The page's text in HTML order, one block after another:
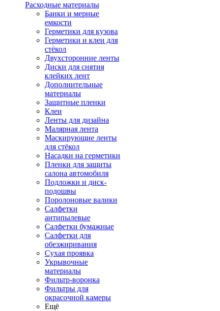
Расходные материалы
Банки и мерные
емкости
Герметики для кузова
Герметики и клеи для
стёкол
Двухсторонние ленты
Диски для снятия
клейких лент
Дополнительные
материалы
Защитные пленки
Клеи
Ленты для дизайна
Малярная лента
Маскирующие ленты
для стёкол
Насадки на герметики
Пленки для защиты
салона автомобиля
Подложки и диск-
подошвы
Поролоновые валики
Салфетки
антипылевые
Салфетки бумажные
Салфетки для
обезжиривания
Сухая проявка
Укрывочные
материалы
Фильтр-воронка
Фильтры для
окрасочной камеры
Ещё